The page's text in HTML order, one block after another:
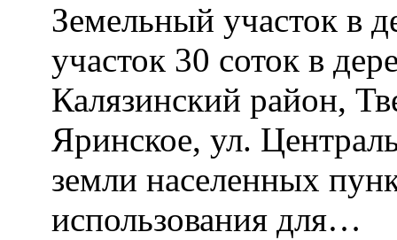
Земельный участок в
участок 30 соток в
Калязинский район,
Яринское, ул.
земли населенных
использования для…